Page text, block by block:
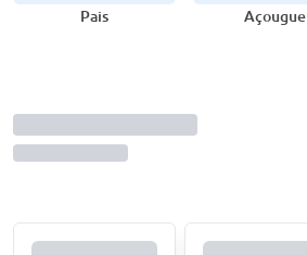
Pais Açougue